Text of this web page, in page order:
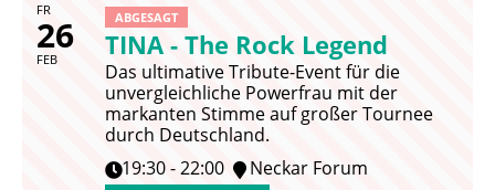
FR
26
FEB
ABGESAGT
TINA - The Rock Legend
Das ultimative Tribute-Event für die
unvergleichliche Powerfrau mit der
markanten Stimme auf großer Tournee
durch Deutschland.
19:30 - 22:00
Neckar Forum